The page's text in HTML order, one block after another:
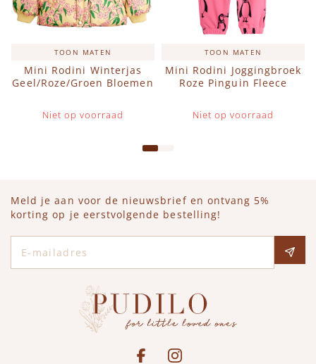
TOON MATEN
Mini Rodini Winterjas
Geel/Roze/Groen Bloemen
Niet op voorraad
TOON MATEN
Mini Rodini Joggingbroek
Roze Pinguin Fleece
Niet op voorraad
Meld je aan voor de nieuwsbrief en ontvang 5%
korting op je eerstvolgende bestelling!
See our FacebookBekijk onze Instagram pagina